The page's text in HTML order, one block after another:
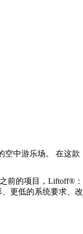
空中游乐场。 在这款
前的项目，Liftoff®：
更低的系统要求、改